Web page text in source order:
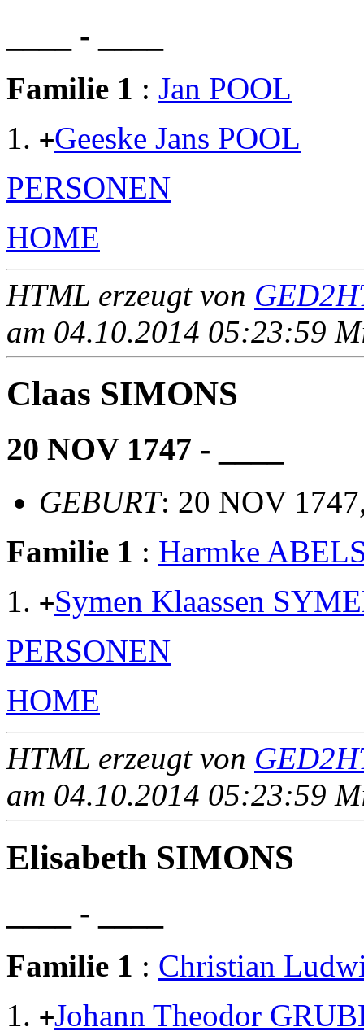
____ - ____
Familie 1 : Jan POOL
+Geeske Jans POOL
PERSONEN
HOME
HTML erzeugt von
am 04.10.2014 05:23:59
Claas SIMONS
20 NOV 1747 - ____
GEBURT: 20 NOV
Familie 1 : Harmke
+Symen Klaassen
PERSONEN
HOME
HTML erzeugt von
am 04.10.2014 05:23:59
Elisabeth SIMONS
____ - ____
Familie 1 : Christian
+Johann Theodor